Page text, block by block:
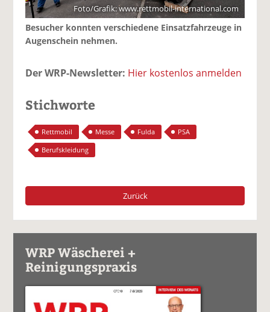
Foto/Grafik: www.rettmobil-international.com
Besucher konnten verschiedene Einsatzfahrzeuge in
Augenschein nehmen.
Der WRP-Newsletter: Hier kostenlos anmelden
Stichworte
Rettmobil Messe Fulda
PSA
Berufskleidung
Zurück
WRP Wäscherei +
Reinigungspraxis